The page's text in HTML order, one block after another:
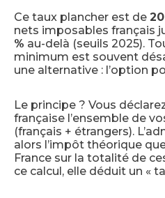
Ce taux plancher est de
nets imposables français
% au-delà (seuils 2025).
minimum est souvent
une alternative : l’option
Le principe ? Vous
française l’ensemble de
(français + étrangers).
alors l’impôt théorique
France sur la totalité de
ce calcul, elle déduit un «